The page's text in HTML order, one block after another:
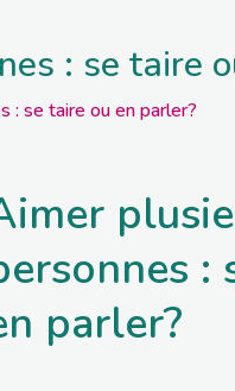
: se taire
: se taire ou en parler?
:
parler?